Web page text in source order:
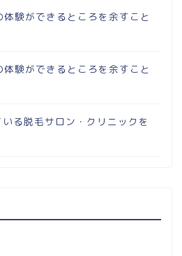
体験ができるところを余すこと
体験ができるところを余すこと
る脱毛サロン・クリニックを